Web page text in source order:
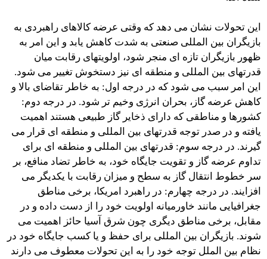
­­­این تحولات نشان می دهد که وقتی عرضه کالاهای راهبردی به
بازیگران بین المللی صنعتی به شدت کاهش یابد و این امر به
ظهور بازیگران تازه ای منجر شود، اولویتهای رقابت میان
قدرتهای بین المللی و منطقه ای نیز دستخوش تغییر می شود.
این امر سبب می شود که در درجه اول: به خاطر تقاضای بالا و
کاهش عرضه گاز، بحران انرژی وخیم تر شود. در درجه دوم:
کشورها و مناطقی که دارای ذخایر گاز طبیعی هستند اهمیت
یافته و در صدر توجه قدرتهای بین المللی و منطقه ای قرار می
گیرند. در درجه سوم: قدرتهای بین المللی و منطقه ای برای
تداوم عرضه گاز و تقویت جایگاه خود، به خاطر تضاد منافع، بر
سر خطوط انتقال گاز به سطح و میزان رقابت با یکدیگر می
افزایند. در درجه چهارم: در راهبرد امریکا، برخی مناطق
جغرافیایی مانند خاورمیانه اولویت خود را از دست داده و در
مقابل، برخی مناطق دیگری چون شرق آسیا حائز اهمیت می
شوند. بازیگران بین المللی برای حفظ و یا کسب جایگاه خود در
نظام بین الملل توجه خود را به این تحولات معطوف می دارند